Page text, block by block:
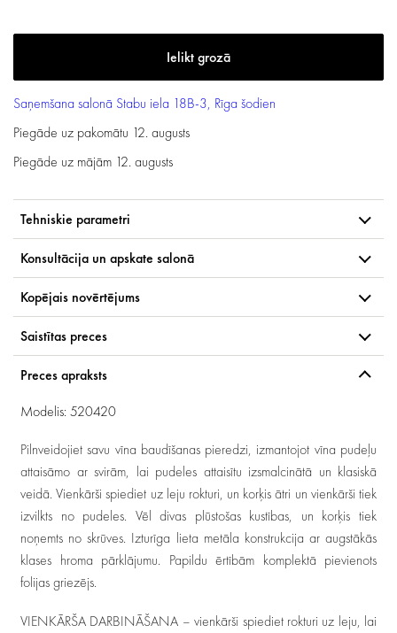
Saņemšana salonā Stabu iela 18B-3, Rīga šodien
Piegāde uz pakomātu 12. augusts
Piegāde uz mājām 12. augusts
Tehniskie parametri
Konsultācija un apskate salonā
Kopējais novērtējums
Saistītas preces
Preces apraksts
Modelis: 520420
Pilnveidojiet savu vīna baudīšanas pieredzi, izmantojot vīna pudeļu
attaisāmo ar svirām, lai pudeles attaisītu izsmalcinātā un klasiskā
veidā. Vienkārši spiediet uz leju rokturi, un korķis ātri un vienkārši tiek
izvilkts no pudeles. Vēl divas plūstošas kustības, un korķis tiek
noņemts no skrūves. Izturīga lieta metāla konstrukcija ar augstākās
klases hroma pārklājumu. Papildu ērtībām komplektā pievienots
folijas griezējs.
VIENKĀRŠA DARBINĀŠANA – vienkārši spiediet rokturi uz leju, lai